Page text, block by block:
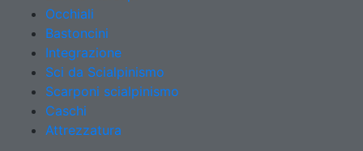
Occhiali
Bastoncini
Integrazione
Sci da Scialpinismo
Scarponi scialpinismo
Caschi
Attrezzatura